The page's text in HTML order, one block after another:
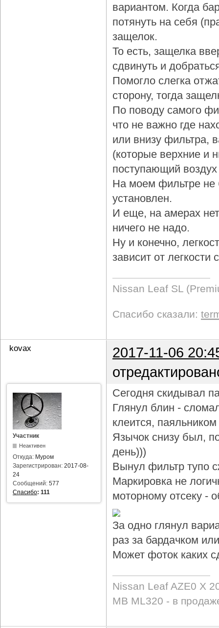
вариантом. Когда
потянуть на себя
защелок.
То есть, защелка
сдвинуть и
Помогло слегка
сторону, тогда
По поводу самого
что не важно где
или внизу фильтра,
(которые верхние и
поступающий
На моем фильтре не
установлен.
И еще, на амерах
ничего не надо.
Ну и конечно,
зависит от
Nissan Leaf SL
Спасибо сказали:
kovax
2017-11-06
Участник
Неактивен
Откуда: Муром
Зарегистрирован: 2017-08-
24
Сообщений: 577
Спасибо: 111
Сегодня скидывал
Глянул блин -
клеится,
Язычок снизу был,
день)))
Вынул фильтр тупо
Маркировка не
моторному отсеку -
За одно глянул
раз за бардачком
Может фоток каких
Nissan Leaf AZE0 X
MB ML320 - в